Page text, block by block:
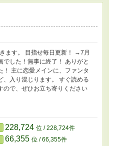
、ひどく落ち込んでいた。 左京
……！？ イケメン御曹司×純情リ
す、 お見合いで運命の人に出逢
での、奇跡のラブストーリ
ます。 目指せ毎日更新！ →7月
でした！無事に終了！ ありがと
！ 主に恋愛メインに、ファンタ
、入り混じります。 すぐ読める
ので、ぜひお立ち寄りください
228,724 位 / 228,724件
66,355 位 / 66,355件